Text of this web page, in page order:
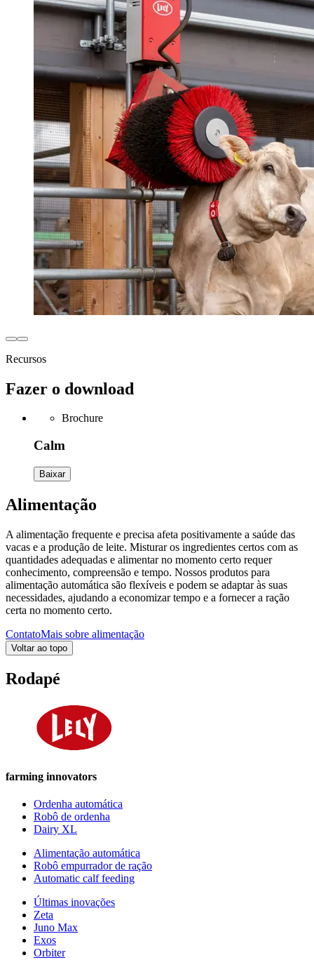
Recursos
Fazer o download
Brochure
Calm
Baixar
Alimentação
A alimentação frequente e precisa afeta positivamente a saúde das
vacas e a produção de leite. Misturar os ingredientes certos com as
quantidades adequadas e alimentar no momento certo requer
conhecimento, compreensão e tempo. Nossos produtos para
alimentação automática são flexíveis e podem se adaptar às suas
necessidades, ajudando a economizar tempo e a fornecer a ração
certa no momento certo.
ContatoMais sobre alimentação
Voltar ao topo
Rodapé
farming innovators
Ordenha automática
Robô de ordenha
Dairy XL
Alimentação automática
Robô empurrador de ração
Automatic calf feeding
Últimas inovações
Zeta
Juno Max
Exos
Orbiter